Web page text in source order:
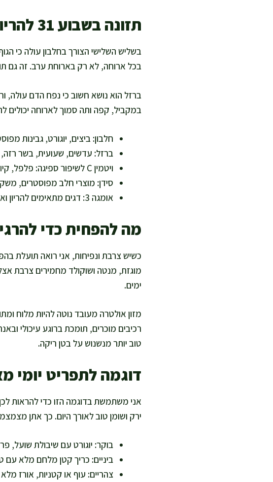
תזונה בשבוע 31 להריון: מה לחזק
בשליש השלישי הצורך בחלבון עולה כי
בכל ארוחה, לא רק בארוחת ערב. זה גם
במקביל, קפה ותה סמוך לארוחה יכולים
חלבון: ביצים, יוגורט, גבינות
ברזל: עדשים, שעועית, בשר רזה,
ויטמין C לשיפור ספיגה: פלפל, קיווי, תות, הדרים ועגבניות.
סידן: מוצרי חלב מפוסטרים,
אומגה 3: דגים מתאימים להריון ואגוזי מלך, או זרעי צ׳יה טחונים.
מה להפחית כדי
כשיש צרבת ונפיחות, אני רואה תועלת
מוגזת, מנטה ושוקולד מחמירים צרבת
ימים.
מזון אולטרה מעובד נוטה להיות מלוח
רכיבים מוכרים, תומכת ברוגע עיכולי
טוב יותר מנשנוש על בטן ריקה.
דוגמה לתפריט יומי
אני משתמשת בדוגמה הזו כדי להראות
ירק ושומן טוב לאורך היום. כך אתן
בוקר: יוגורט עם שיבולת שועל,
ביניים: כריך קטן מלחם מלא עם
צהריים: עוף או קטניות, אורז